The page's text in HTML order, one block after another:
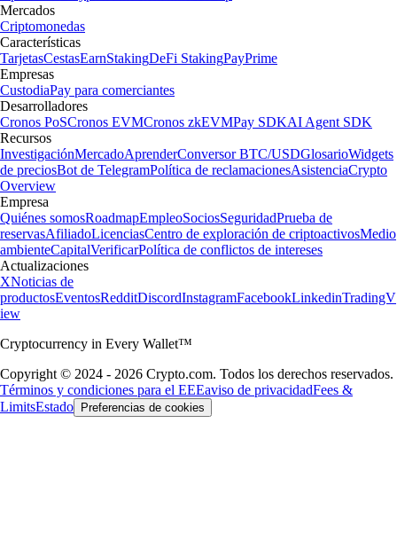
Mercados
Criptomonedas
Características
TarjetasCestasEarnStakingDeFi StakingPayPrime
Empresas
CustodiaPay para comerciantes
Desarrolladores
Cronos PoSCronos EVMCronos zkEVMPay SDKAI Agent SDK
Recursos
InvestigaciónMercadoAprenderConversor BTC/USDGlosarioWidgets
de preciosBot de TelegramPolítica de reclamacionesAsistenciaCrypto
Overview
Empresa
Quiénes somosRoadmapEmpleoSociosSeguridadPrueba de
reservasAfiliadoLicenciasCentro de exploración de criptoactivosMedio
ambienteCapitalVerificarPolítica de conflictos de intereses
Actualizaciones
XNoticias de
productosEventosRedditDiscordInstagramFacebookLinkedinTradingV
iew
Cryptocurrency in Every Wallet™
Copyright © 2024 - 2026 Crypto.com. Todos los derechos reservados.
Términos y condiciones para el EEEaviso de privacidadFees &
LimitsEstado Preferencias de cookies